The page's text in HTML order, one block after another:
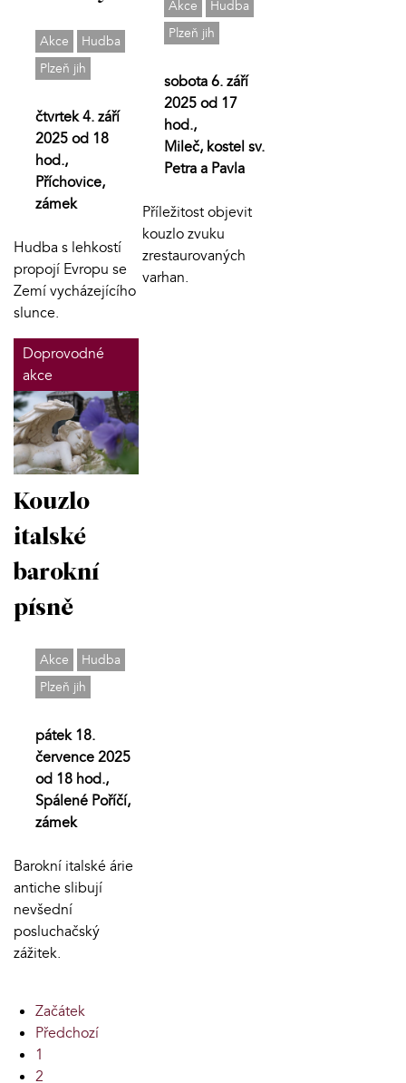
Akce
Hudba
Plzeň jih
čtvrtek 4. září
2025 od 18
hod.,
Příchovice,
zámek
Hudba s lehkostí
propojí Evropu se
Zemí vycházejícího
slunce.
Akce
Hudba
Plzeň jih
sobota 6. září
2025 od 17
hod.,
Mileč, kostel sv.
Petra a Pavla
Příležitost objevit
kouzlo zvuku
zrestaurovaných
varhan.
Doprovodné
akce
Kouzlo
italské
barokní
písně
Akce
Hudba
Plzeň jih
pátek 18.
července 2025
od 18 hod.,
Spálené Poříčí,
zámek
Barokní italské árie
antiche slibují
nevšední
posluchačský
zážitek.
Začátek
Předchozí
1
2